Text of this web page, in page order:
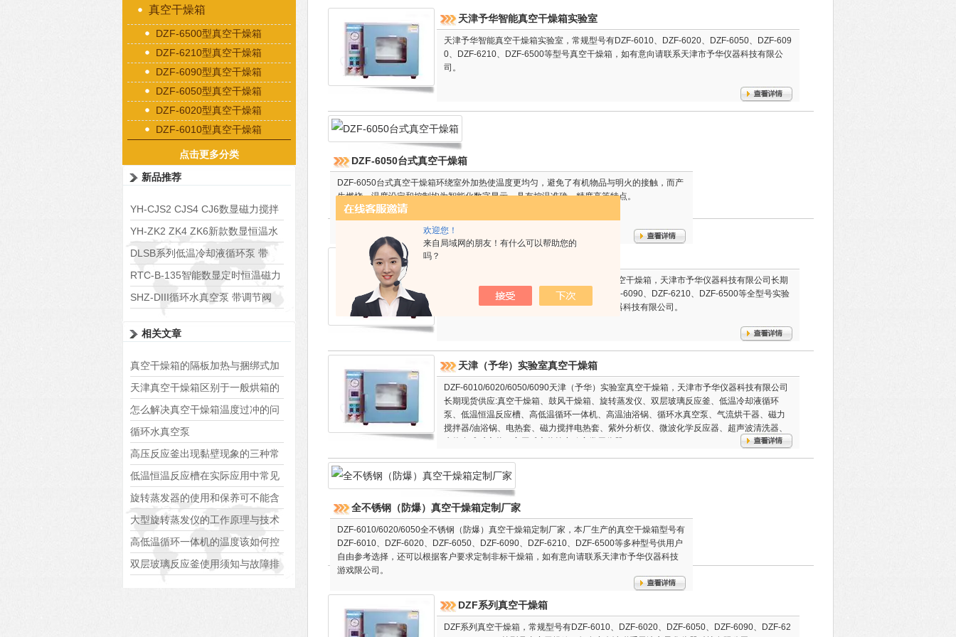
欢迎您！
来自局域网的朋友！有什么可以帮助您的
吗？
真空干燥箱
DZF-6500型真空干燥箱
DZF-6210型真空干燥箱
DZF-6090型真空干燥箱
DZF-6050型真空干燥箱
DZF-6020型真空干燥箱
DZF-6010型真空干燥箱
点击更多分类
新品推荐
YH-CJS2 CJS4 CJ6数显磁力搅拌
水浴锅
YH-ZK2 ZK4 ZK6新款数显恒温水
浴锅
DLSB系列低温冷却液循环泵 带
S485通讯端口
RTC-B-135智能数显定时恒温磁力
搅拌器
SHZ-DIII循环水真空泵 带调节阀
相关文章
真空干燥箱的隔板加热与捆绑式加
热说明
天津真空干燥箱区别于一般烘箱的
不同之处
怎么解决真空干燥箱温度过冲的问
题
循环水真空泵
高压反应釜出现黏壁现象的三种常
见原因解析
低温恒温反应槽在实际应用中常见
问题相应的解决方案
旋转蒸发器的使用和保养可不能含
糊，这些知识点要牢记！
大型旋转蒸发仪的工作原理与技术
参数
高低温循环一体机的温度该如何控
制
双层玻璃反应釜使用须知与故障排
天津予华智能真空干燥箱实验室
天津予华智能真空干燥箱实验室，常规型号有DZF-6010、DZF-6020、DZF-6050、DZF-609
0、DZF-6210、DZF-6500等型号真空干燥箱，如有意向请联系天津市予华仪器科技有限公
司。
DZF-6050台式真空干燥箱
DZF-6050台式真空干燥箱环绕室外加热使温度更均匀，避免了有机物品与明火的接触，而产
生燃烧，温度设定和控制均为智能化数字显示，具有控温准确、精度高等特点。
DZF-6050/6090/6210/6500天津予华实验室真空干燥箱，天津市予华仪器科技有限公司长期
供应DZF-6010、DZF-6020、DZF-6050、DZF-6090、DZF-6210、DZF-6500等全型号实验
室真空干燥箱，如有意向请联系天津市予华仪器科技有限公司。
天津（予华）实验室真空干燥箱
DZF-6010/6020/6050/6090天津（予华）实验室真空干燥箱，天津市予华仪器科技有限公司
长期现货供应:真空干燥箱、鼓风干燥箱、旋转蒸发仪、双层玻璃反应釜、低温冷却液循环
泵、低温恒温反应槽、高低温循环一体机、高温油浴锅、循环水真空泵、气流烘干器、磁力
搅拌器/油浴锅、电热套、磁力搅拌电热套、紫外分析仪、微波化学反应器、超声波清洗器、
全不锈钢（防爆）真空干燥箱定制厂家
DZF-6010/6020/6050全不锈钢（防爆）真空干燥箱定制厂家，本厂生产的真空干燥箱型号有
DZF-6010、DZF-6020、DZF-6050、DZF-6090、DZF-6210、DZF-6500等多种型号供用户
自由参考选择，还可以根据客户要求定制非标干燥箱，如有意向请联系天津市予华仪器科技
游戏限公司。
DZF系列真空干燥箱
DZF系列真空干燥箱，常规型号有DZF-6010、DZF-6020、DZF-6050、DZF-6090、DZF-62